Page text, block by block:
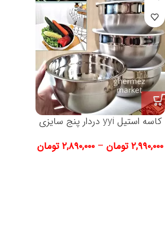
کاسه استیل yyi دردار پنج سایزی
۲,۹۹۰,۰۰۰ تومان – ۲,۸۹۰,۰۰۰ تومان